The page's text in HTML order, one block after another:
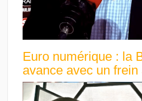
Euro numérique : la
avance avec un frein